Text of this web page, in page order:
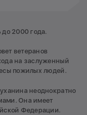
2000 года.
ветеранов
на заслуженный
пожилых людей.
неоднократно
Она имеет
Федерации.